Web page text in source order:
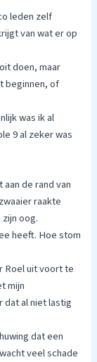
leden zelf
van wat er op
doen, maar
beginnen, of
was ik al
9 al zeker was
de rand van
raakte
oog.
heeft. Hoe stom
Roel uit voort te
mijn
dat al niet lastig
dat een
veel schade